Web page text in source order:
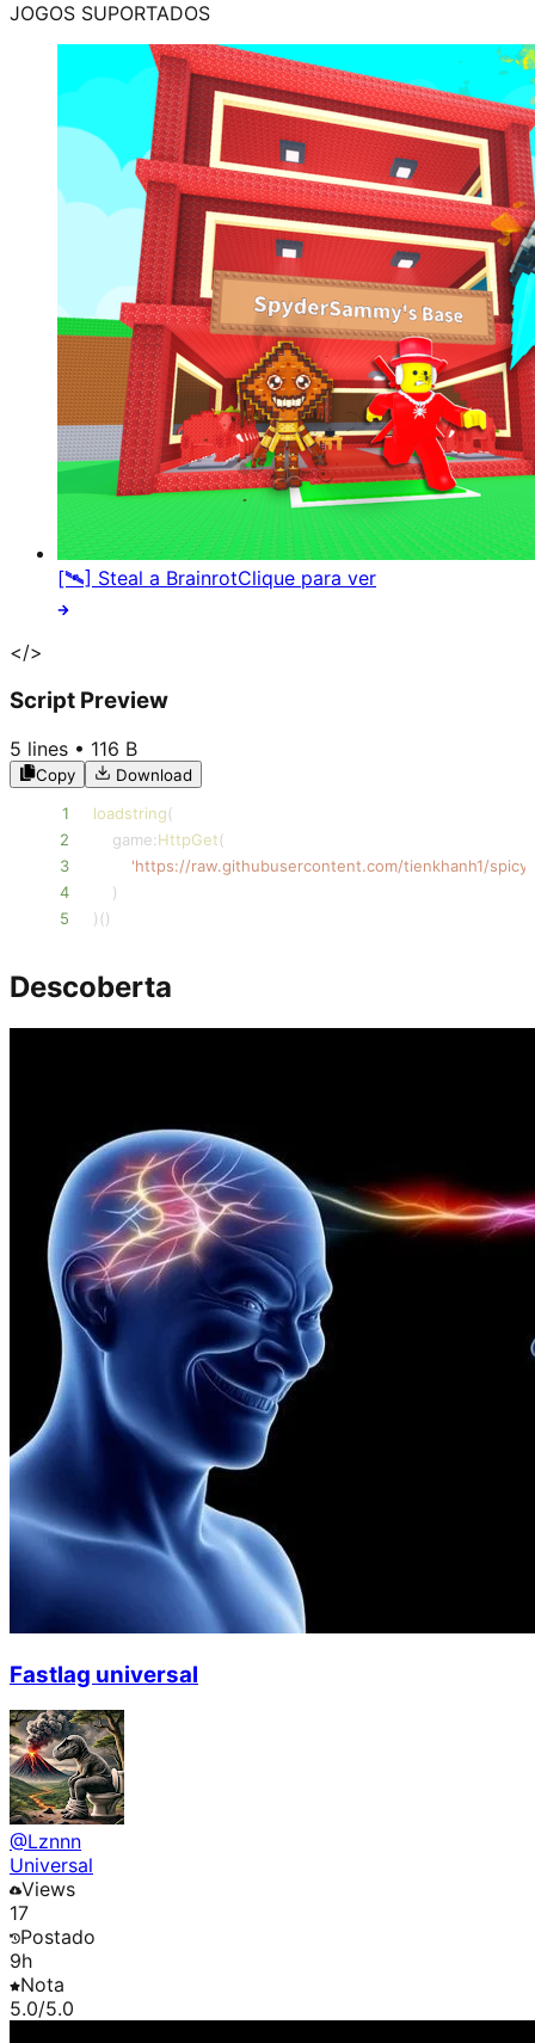
JOGOS SUPORTADOS
[🛰️] Steal a BrainrotClique para ver
</>
Script Preview
5 lines • 116 B
Copy Download
1 loadstring(
2
    game
:HttpGet(
3
'https://raw.githubusercontent.com/tienkhanh1/spicy/
4
)
5
)()
Descoberta
Fastlag universal
@Lznnn
Universal
Views
17
Postado
9h
Nota
5.0/5.0